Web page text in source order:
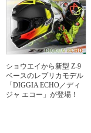
ショウエイから新型 Z-9
ベースのレプリカモデル
「DIGGIA ECHO／ディ
ジャ エコー」が登場！